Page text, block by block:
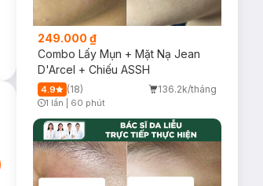
249.000 ₫
Combo Lấy Mụn + Mặt Nạ Jean
D'Arcel + Chiếu ASSH
4.9 (18) 136.2k/tháng
1 lần 60 phút